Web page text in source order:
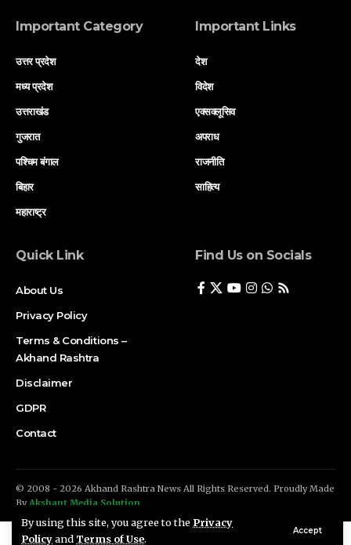
By using this site, you agree to the Privacy
Policyand Terms of Use.
Accept
Important Category
उत्तर प्रदेश
मध्य प्रदेश
उत्तराखंड
गुजरात
पश्चिम बंगाल
बिहार
महाराष्ट्र
Important Links
देश
विदेश
एक्सक्लूसिव
अपराध
राजनीति
साहित्य
Quick Link
About Us
Privacy Policy
Terms & Conditions –
Akhand Rashtra
Disclaimer
GDPR
Contact
Find Us on Socials
© 2008 - 2026 Akhand Rashtra News All Rights Reserved. Proudly Made
ByAkshant Media Solution